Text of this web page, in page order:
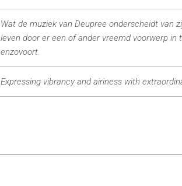
Wat de muziek van Deupree onderscheidt van
leven door er een of ander vreemd voorwerp
enzovoort.
Expressing vibrancy and airiness with